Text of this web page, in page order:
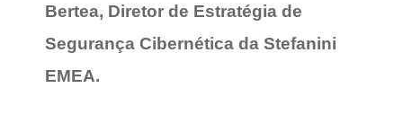
Bertea, Diretor de Estratégia de
Segurança Cibernética da Stefanini
EMEA.